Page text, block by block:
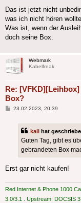
Das ist jetzt nicht
was ich nicht hören
Was ist, wenn der
doch seine Box.
Webmark
Kabelfreak
Re:
Box?
Beitrag
23.02.2023, 20:39
kali hat
Guten Tag, gibt es
gebrandeten Box
Erst gar nicht kaufen!
Red Internet & Phone 1000
3.0/3.1 . Upstream: DOCSIS